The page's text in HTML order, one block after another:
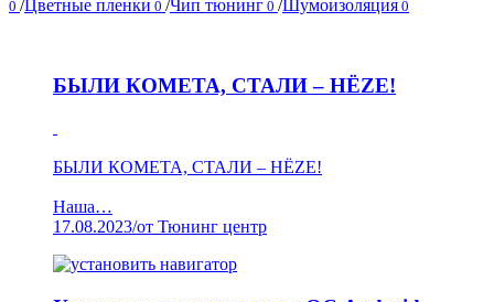
0 /Цветные пленки 0 /Чип тюнинг 0 /Шумоизоляция 0
БЫЛИ КОМЕТА, СТАЛИ – HËZE!
БЫЛИ КОМЕТА, СТАЛИ – HËZE!
Наша…
17.08.2023/от Тюнинг центр